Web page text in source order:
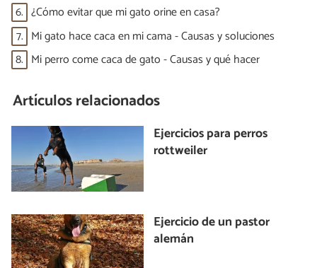
6. ¿Cómo evitar que mi gato orine en casa?
7. Mi gato hace caca en mi cama - Causas y soluciones
8. Mi perro come caca de gato - Causas y qué hacer
Artículos relacionados
Ejercicios para perros
rottweiler
Ejercicio de un pastor
alemán